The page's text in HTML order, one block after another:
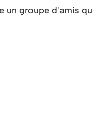
groupe d'amis